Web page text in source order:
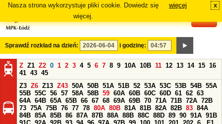
Nasza strona wykorzystuje pliki cookie. Dowiedz się
więcej.
więcej x
Sprawdź rozkład na dzień: i godzinę:
Z Z1 Z2 0 1 2 3 4 5 6 7 8 9 10A 10B 11 12 13 14 15 16
41 43 45
Z3 Z6 Z13 Z43 50A 50B 51A 51B 52 53A 53C 53B 54B 55A
55B 55C 56 57 58A 58B 59 60A 60B 60C 60D 61 62 63
64A 64B 65A 65B 66 67 68 69A 69B 70 71A 71B 72A 72B
73 75A 75B 76 77 78 80A 80B 81A 81B 82A 82B 83 84A
84B 85A 85B 86 87A 87B 88A 88B 88C 88D 89 90 91A 91B